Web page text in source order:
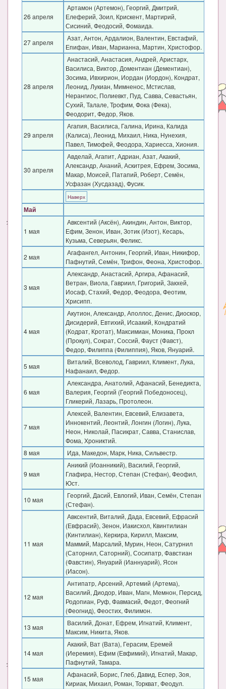
26 апреля
Артамон (Артемон), Георгий, Дмитрий,
Елеферий, Зоил, Крискент, Мартирий,
Сисиний, Феодосий, Фомаида.
27 апреля
Азат, Антон, Ардалион, Валентин, Евстафий,
Епифан, Иван, Марианна, Мартин, Христофор.
28 апреля
Анастасий, Анастасия, Андрей, Аристарх,
Василиса, Виктор, Доментиан (Дементиан),
Зосима, Ивхирион, Иордан (Иордон), Кондрат,
Леонид, Лукиан, Мимненос, Мстислав,
Нерангиос, Полиевкт, Пуд, Савва, Севастьян,
Сухий, Талале, Трофим, Фока (Фека),
Феодорит, Федор, Яков.
29 апреля
Агапия, Василиса, Галина, Ирина, Калида
(Калиса), Леонид, Михаил, Ника, Нунехия,
Павел, Тимофей, Феодора, Хариесса, Хиония.
30 апреля
Авделай, Агапит, Адриан, Азат, Акакий,
Александр, Ананий, Аскитрея, Ефрем, Зосима,
Макар, Моисей, Патапий, Роберт, Семён,
Усфазан (Хусдазад), Фусик.
Наверх
Май
1 мая
Авксентий (Аксён), Акиндин, Антон, Виктор,
Ефим, Зенон, Иван, Зотик (Изот), Кесарь,
Кузьма, Северьян, Феликс.
2 мая
Агафангел, Антонин, Георгий, Иван, Никифор,
Пафнутий, Семён, Трифон, Феона, Христофор.
3 мая
Александр, Анастасий, Аргира, Афанасий,
Ветран, Виола, Гавриил, Григорий, Закхей,
Иосаф, Стахий, Федор, Феодора, Феотим,
Хрисипп.
4 мая
Акутион, Александр, Аполлос, Денис, Диоскор,
Дисидерий, Евтихий, Исаакий, Кондратий
(Кодрат, Кротат), Максимиан, Моника, Прокл
(Прокул), Сократ, Соссий, Фауст (Фавст),
Федор, Филиппа (Филиппия), Яков, Януарий.
5 мая
Виталий, Всеволод, Гавриил, Климент, Лука,
Нафанаил, Федор.
6 мая
Александра, Анатолий, Афанасий, Бенедикта,
Валерия, Георгий (Георгий Победоносец),
Гликерий, Лазарь, Протолеон.
7 мая
Алексей, Валентин, Евсевий, Елизавета,
Иннокентий, Леонтий, Лонгин (Логин), Лука,
Неон, Николай, Пасикрат, Савва, Станислав,
Фома, Хрониктий.
8 мая
Ида, Македон, Марк, Ника, Сильвестр.
9 мая
Аникий (Иоанникий), Василий, Георгий,
Глафира, Нестор, Степан (Стефан), Феофил,
Юст.
10 мая
Георгий, Дасий, Евлогий, Иван, Семён, Степан
(Стефан).
11 мая
Авксентий, Виталий, Дада, Евсевий, Ефрасий
(Евфрасий), Зенон, Иакисхол, Квинтилиан
(Кинтилиан), Керкира, Кирилл, Максим,
Маммий, Марсалий, Мурин, Неон, Сатурнил
(Саторнил, Саторний), Сосипатр, Фавстиан
(Фавстин), Януарий (Ианнуарий), Ясон
(Иасон).
12 мая
Антипатр, Арсений, Артемий (Артема),
Василий, Диодор, Иван, Магн, Мемнон, Персид,
Родопиан, Руф, Фавмасий, Федот, Феогний
(Феогнид), Феостих, Филимон.
13 мая
Василий, Донат, Ефрем, Игнатий, Климент,
Максим, Никита, Яков.
14 мая
Акакий, Ват (Вата), Герасим, Еремей
(Иеремия), Ефим (Евфимий), Игнатий, Макар,
Пафнутий, Тамара.
15 мая
Афанасий, Борис, Глеб, Давид, Еспер, Зоя,
Кириак, Михаил, Роман, Торкват, Феодул.